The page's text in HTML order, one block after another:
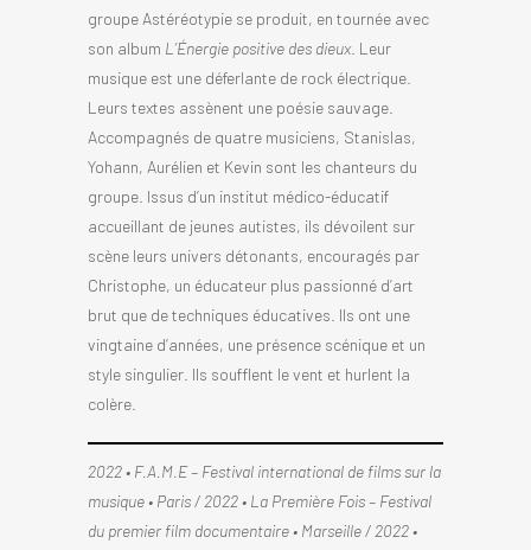
groupe Astéréotypie se produit, en tournée avec
son album L’Énergie positive des dieux. Leur
musique est une déferlante de rock électrique.
Leurs textes assènent une poésie sauvage.
Accompagnés de quatre musiciens, Stanislas,
Yohann, Aurélien et Kevin sont les chanteurs du
groupe. Issus d’un institut médico-éducatif
accueillant de jeunes autistes, ils dévoilent sur
scène leurs univers détonants, encouragés par
Christophe, un éducateur plus passionné d’art
brut que de techniques éducatives. Ils ont une
vingtaine d’années, une présence scénique et un
style singulier. Ils soufflent le vent et hurlent la
colère.
2022 • F.A.M.E – Festival international de films sur la
musique • Paris / 2022 • La Première Fois – Festival
du premier film documentaire • Marseille / 2022 •